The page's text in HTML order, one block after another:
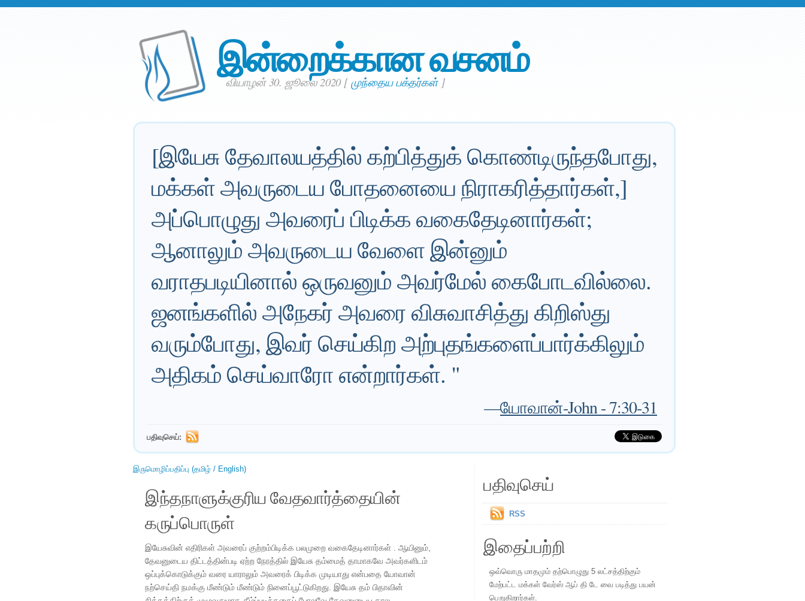
இன்றைக்கான வசனம்
வியாழன் 30. ஜூலை 2020 [முந்தைய பக்தர்கள்]
[இயேசு தேவாலயத்தில் கற்பித்துக் கொண்டிருந்தபோது,
​​மக்கள் அவருடைய போதனையை நிராகரித்தார்கள்,]
அப்பொழுது அவரைப் பிடிக்க வகைதேடினார்கள்;
ஆனாலும் அவருடைய வேளை இன்னும்
வராதபடியினால் ஒருவனும் அவர்மேல் கைபோடவில்லை.
ஜனங்களில் அநேகர் அவரை விசுவாசித்து கிறிஸ்து
வரும்போது, இவர் செய்கிற அற்புதங்களைப்பார்க்கிலும்
அதிகம் செய்வாரோ என்றார்கள். "
—யோவான்-John - 7:30-31
பதிவுசெய்:
இருமொழிப்பதிப்பு (தமிழ் / English)
இந்தநாளுக்குரிய வேதவார்த்தையின்
கருப்பொருள்
இயேசுவின் எதிரிகள் அவரைப் குற்றம்பிடிக்க பலமுறை வகைதேடினார்கள் . ஆயினும்,
தேவனுடைய திட்டத்தின்படி ஏற்ற நேரத்தில் இயேசு தம்மைத் தாமாகவே அவர்களிடம்
ஒப்புக்கொடுக்கும் வரை யாராலும் அவரைக் பிடிக்க முடியாது என்பதை யோவான்
நற்செய்தி நமக்கு மீண்டும் மீண்டும் நினைப்பூட்டுகிறது. இயேசு தம் பிதாவின்
பதிவுசெய்
RSS
இதைப்பற்றி
ஒவ்வொரு மாதமும் தற்பொழுது 5 லட்சத்திற்கும்
மேற்பட்ட மக்கள் வேர்ஸ் ஆப் தி டே வை படித்து பயன்
பெறுகிறார்கள்.